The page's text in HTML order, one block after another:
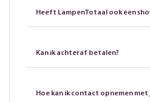
Heeft LampenTotaal ook een
Kan ik achteraf betalen?
Hoe kan ik contact opnemen met